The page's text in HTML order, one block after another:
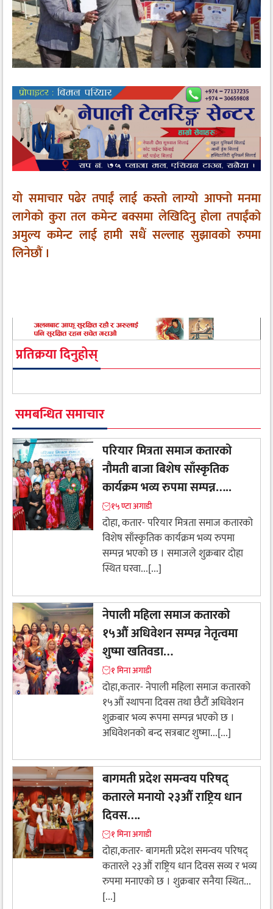
यो समाचार पढेर तपाईं लाई कस्तो लाग्यो आफ्नो मनमा
लागेको कुरा तल कमेन्ट बक्समा लेखिदिनु होला तपाईंको
अमुल्य कमेन्ट लाई हामी सधैं सल्लाह सुझावको रुपमा
लिनेछौं ।
प्रतिक्रया दिनुहोस्
समबन्धित समाचार
परियार मित्रता समाज कतारको
नौमती बाजा बिशेष साँस्कृतिक
कार्यक्रम भव्य रुपमा सम्पन्न…..
१५ ण्टा अगाडी
दोहा, कतार- परियार मित्रता समाज कतारको
विशेष साँस्कृतिक कार्यक्रम भव्य रुपमा
सम्पन्न भएको छ । समाजले शुक्रबार दोहा
स्थित घरवा...[...]
नेपाली महिला समाज कतारको
१५औं अधिवेशन सम्पन्न नेतृत्वमा
शुष्मा खतिवडा…
१ मिना अगाडी
दोहा,कतार- नेपाली महिला समाज कतारको
१५औं स्थापना दिवस तथा छैटौं अधिवेशन
शुक्रबार भव्य रूपमा सम्पन्न भएको छ ।
अधिवेशनको बन्द सत्रबाट शुष्मा...[...]
बागमती प्रदेश समन्वय परिषद्
कतारले मनायो २३औं राष्ट्रिय धान
दिवस….
१ मिना अगाडी
दोहा,कतार- बागमती प्रदेश समन्वय परिषद्
कतारले २३औं राष्ट्रिय धान दिवस सव्य र भव्य
रुपमा मनाएको छ । शुक्रबार सनैया स्थित...
[...]